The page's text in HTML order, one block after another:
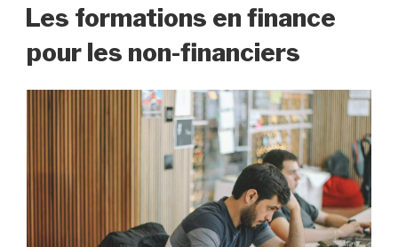
le
Les formations en finance
pour les non-financiers